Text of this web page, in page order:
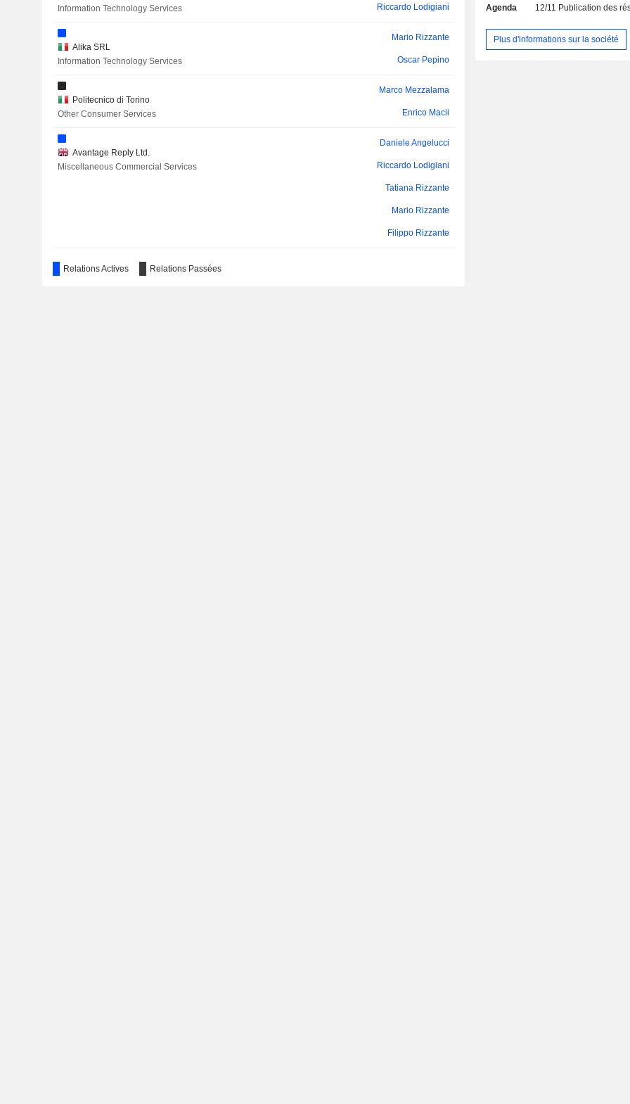
Information Technology Services
Riccardo Lodigiani
Alika SRL
Information Technology Services
Mario Rizzante
Oscar Pepino
Politecnico di Torino
Other Consumer Services
Marco Mezzalama
Enrico Macii
Avantage Reply Ltd.
Miscellaneous Commercial Services
Daniele Angelucci
Riccardo Lodigiani
Tatiana Rizzante
Mario Rizzante
Filippo Rizzante
Reply Deutschland AG
Relations Actives Relations Passées
opère dans divers secteurs,
médias, l'industrie et les services,
les compagnies d'assurance et les
Agenda 12/11 Publication des résultats
Plus d'informations sur la société